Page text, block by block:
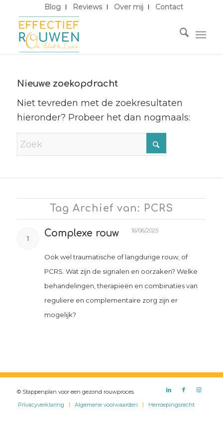
Blog Reviews Over mij Contact
Nieuwe zoekopdracht
Niet tevreden met de zoekresultaten
hieronder? Probeer het dan nogmaals:
Tag Archief van: PCRS
1 Complexe rouw 16/06/2025
Ook wel traumatische of langdurige rouw, of
PCRS. Wat zijn de signalen en oorzaken? Welke
behandelingen, therapieën en combinaties van
reguliere en complementaire zorg zijn er
mogelijk?
© Stappenplan voor een gezond rouwproces
Privacyverklaring
Algemene voorwaarden Herroepingsrecht